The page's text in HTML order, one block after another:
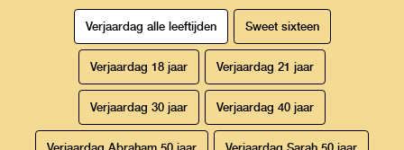
Verjaardag alle leeftijden Sweet sixteen
Verjaardag 18 jaar Verjaardag 21 jaar
Verjaardag 30 jaar Verjaardag 40 jaar